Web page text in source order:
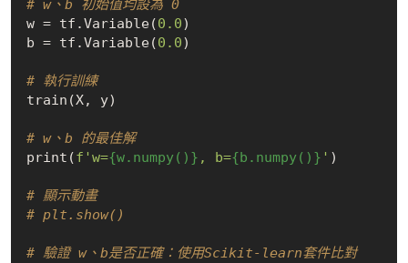
# w、b 初始值均設為 0
w = tf.Variable(0.0)
b = tf.Variable(0.0)
# 執行訓練
train(X, y)
# w、b 的最佳解
print(f'w={w.numpy()} , b={b.numpy()} ' )
# 顯示動畫
# plt.show()
# 驗證 w、b是否正確：使用Scikit-learn套件比對